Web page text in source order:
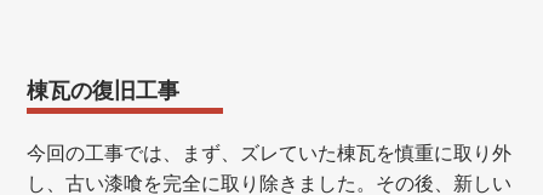
棟瓦の復旧工事
今回の工事では、まず、ズレていた棟瓦を慎重に取り外
し、古い漆喰を完全に取り除きました。その後、新しい